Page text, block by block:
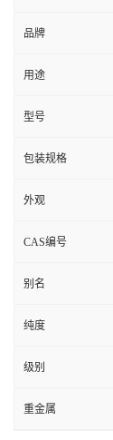
品牌
用途
型号
包装规格
外观
CAS编号
别名
纯度
级别
重金属